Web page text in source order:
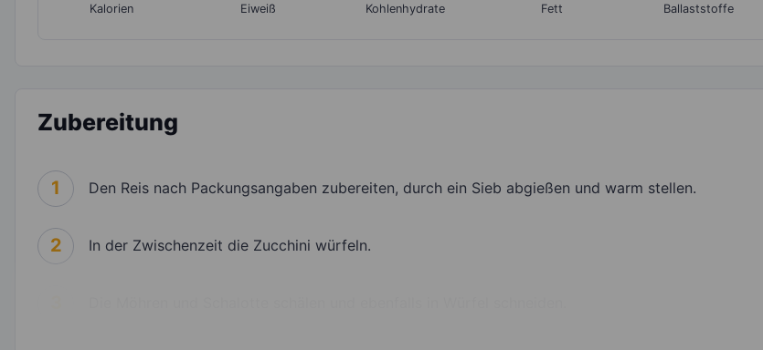
Kalorien Eiweiß Kohlenhydrate Fett Ballaststoffe
Zubereitung
1 Den Reis nach Packungsangaben zubereiten, durch ein Sieb abgießen und warm stellen.
2 In der Zwischenzeit die Zucchini würfeln.